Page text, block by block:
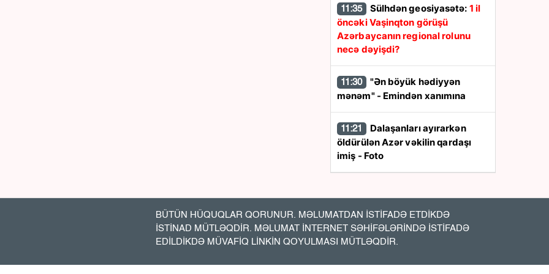
11:35 Sülhdən geosiyasətə: 1 il
öncəki Vaşinqton görüşü
Azərbaycanın regional rolunu
necə dəyişdi?
11:30
mənəm" - Emindən xanımına
11:21
öldürülən Azər vəkilin qardaşı
imiş - Foto
ABŞ -Azərbaycan iqtisadi
əlaqələrində yeni mərhələ:7,5
milyard dollarlıq sazişlər nə vəd
edir?
BÜTÜN HÜQUQLAR QORUNUR. MƏLUMATDAN İSTİFADƏ ETDİKDƏ
İSTİNAD MÜTLƏQDİR. MƏLUMAT İNTERNET SƏHİFƏLƏRİNDƏ İSTİFADƏ
EDİLDİKDƏ MÜVAFİQ LİNKİN QOYULMASI MÜTLƏQDİR.